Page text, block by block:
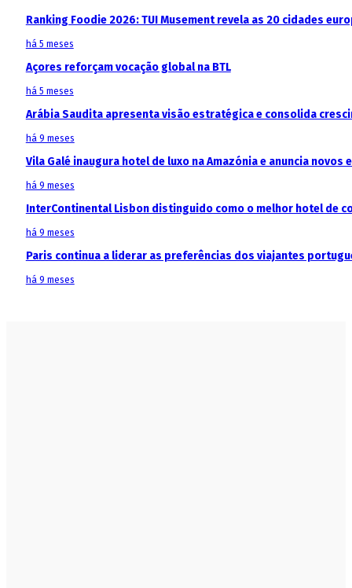
Ranking Foodie 2026: TUI Musement revela as 20 cidades
há 5 meses
Açores reforçam vocação global na BTL
há 5 meses
Arábia Saudita apresenta visão estratégica e consolida
há 9 meses
Vila Galé inaugura hotel de luxo na Amazónia e anuncia
há 9 meses
InterContinental Lisbon distinguido como o melhor hotel de
há 9 meses
Paris continua a liderar as preferências dos viajantes
há 9 meses